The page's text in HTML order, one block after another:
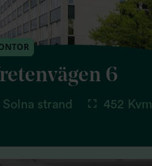
6
Solna strand 452 Kvm